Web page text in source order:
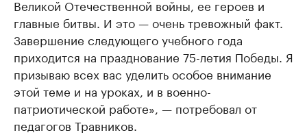
Великой Отечественной войны, ее героев и
главные битвы. И это — очень тревожный факт.
Завершение следующего учебного года
приходится на празднование 75-летия Победы. Я
призываю всех вас уделить особое внимание
этой теме и на уроках, и в военно-
патриотической работе», — потребовал от
педагогов Травников.